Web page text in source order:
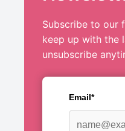
Subscribe to our
keep up with the
unsubscribe
Email*